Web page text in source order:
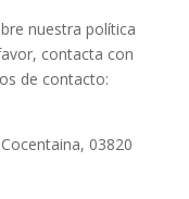
nuestra política
contacta con
de contacto:
Cocentaina, 03820